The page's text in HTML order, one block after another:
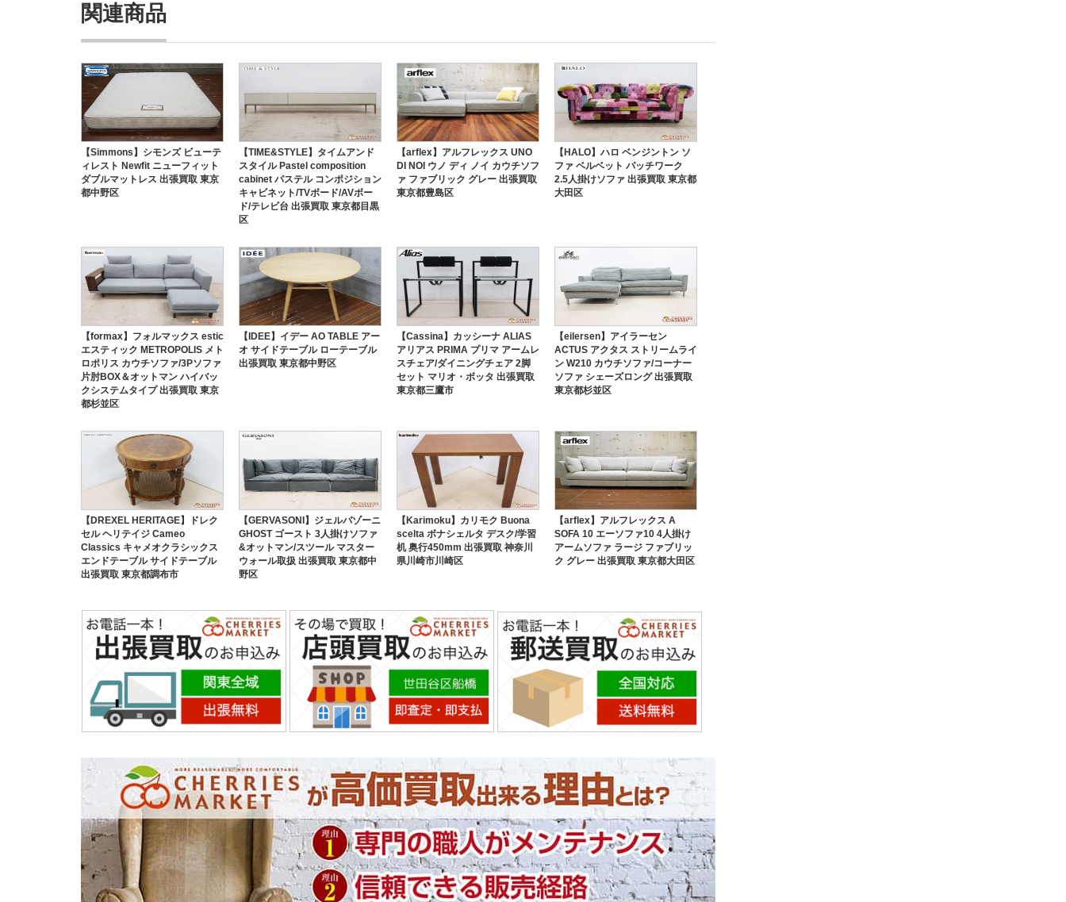
関連商品
【Simmons】シモンズ ビューテ
ィレスト Newfit ニューフィット
ダブルマットレス 出張買取 東京
都中野区
【TIME&STYLE】タイムアンド
スタイル Pastel composition
cabinet パステル コンポジション
キャビネット/TVボード/AVボー
ド/テレビ台 出張買取 東京都目黒
区
【arflex】アルフレックス UNO
DI NOI ウノ ディ ノイ カウチソフ
ァ ファブリック グレー 出張買取
東京都豊島区
【HALO】ハロ ベンジントン ソ
ファ ベルベット パッチワーク
2.5人掛けソファ 出張買取 東京都
大田区
【formax】フォルマックス estic
エスティック METROPOLIS メト
ロポリス カウチソファ/3Pソファ
片肘BOX＆オットマン ハイバッ
クシステムタイプ 出張買取 東京
都杉並区
【IDEE】イデー AO TABLE アー
オ サイドテーブル ローテーブル
出張買取 東京都中野区
【Cassina】カッシーナ ALIAS
アリアス PRIMA プリマ アームレ
スチェア/ダイニングチェア 2脚
セット マリオ・ボッタ 出張買取
東京都三鷹市
【eilersen】アイラーセン
ACTUS アクタス ストリームライ
ン W210 カウチソファ/コーナー
ソファ シェーズロング 出張買取
東京都杉並区
【DREXEL HERITAGE】ドレク
セル ヘリテイジ Cameo
Classics キャメオクラシックス
エンドテーブル サイドテーブル
出張買取 東京都調布市
【GERVASONI】ジェルバゾーニ
GHOST ゴースト 3人掛けソファ
&オットマン/スツール マスター
ウォール取扱 出張買取 東京都中
野区
【Karimoku】カリモク Buona
scelta ボナシェルタ デスク/学習
机 奥行450mm 出張買取 神奈川
県川崎市川崎区
【arflex】アルフレックス A
SOFA 10 エーソファ10 4人掛け
アームソファ ラージ ファブリッ
ク グレー 出張買取 東京都大田区